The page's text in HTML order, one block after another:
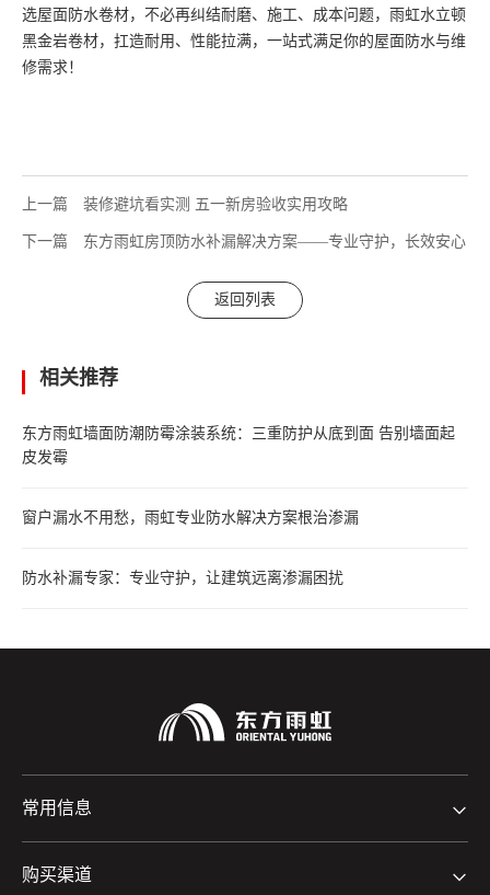
选屋面防水卷材，不必再纠结耐磨、施工、成本问题，雨虹水立顿
黑金岩卷材，扛造耐用、性能拉满，一站式满足你的屋面防水与维
修需求！
上一篇 装修避坑看实测 五一新房验收实用攻略
下一篇 东方雨虹房顶防水补漏解决方案——专业守护，长效安心
返回列表
相关推荐
东方雨虹墙面防潮防霉涂装系统：三重防护从底到面 告别墙面起
皮发霉
窗户漏水不用愁，雨虹专业防水解决方案根治渗漏
防水补漏专家：专业守护，让建筑远离渗漏困扰
常用信息
购买渠道